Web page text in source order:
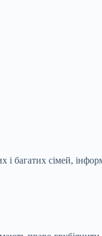
і багатих сімей,